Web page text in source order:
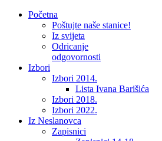
Početna
Poštujte naše stanice!
Iz svijeta
Odricanje
odgovornosti
Izbori
Izbori 2014.
Lista Ivana Barišića
Izbori 2018.
Izbori 2022.
Iz Neslanovca
Zapisnici